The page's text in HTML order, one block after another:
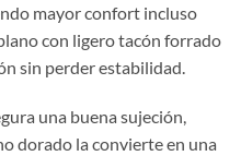
mayor confort incluso
con ligero tacón forrado
sin perder estabilidad.
una buena sujeción,
dorado la convierte en una